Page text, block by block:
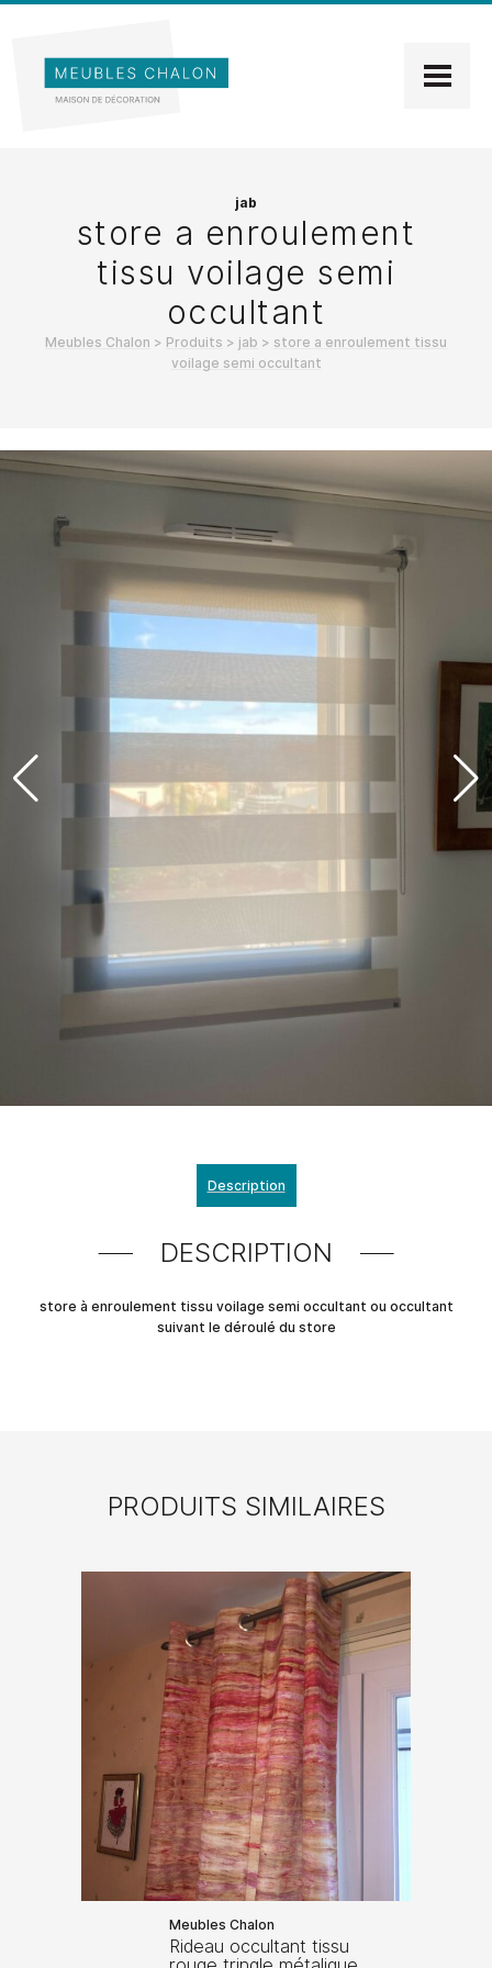
jab
store a enroulement
tissu voilage semi
occultant
Meubles Chalon > Produits > jab > store a enroulement tissu
voilage semi occultant
Description
DESCRIPTION
store à enroulement tissu voilage semi occultant ou occultant
suivant le déroulé du store
PRODUITS SIMILAIRES
Meubles Chalon
Rideau occultant tissu